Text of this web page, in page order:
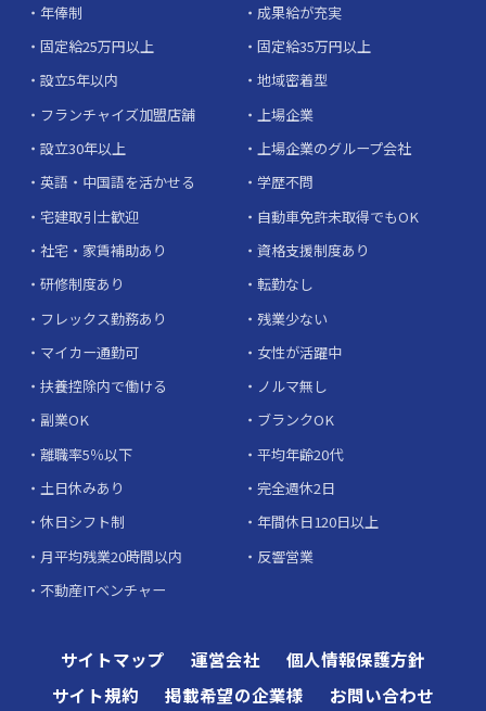
年俸制
成果給が充実
固定給25万円以上
固定給35万円以上
設立5年以内
地域密着型
フランチャイズ加盟店舗
上場企業
設立30年以上
上場企業のグループ会社
英語・中国語を活かせる
学歴不問
宅建取引士歓迎
自動車免許未取得でもOK
社宅・家賃補助あり
資格支援制度あり
研修制度あり
転勤なし
フレックス勤務あり
残業少ない
マイカー通勤可
女性が活躍中
扶養控除内で働ける
ノルマ無し
副業OK
ブランクOK
離職率5％以下
平均年齢20代
土日休みあり
完全週休2日
休日シフト制
年間休日120日以上
月平均残業20時間以内
反響営業
不動産ITベンチャー
サイトマップ 運営会社
個人情報保護方針
サイト規約
掲載希望の企業様 お問い合わせ